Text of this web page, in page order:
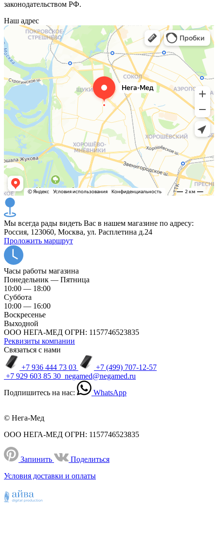
законодательством РФ.
Наш адрес
Мы всегда рады видеть Вас в нашем магазине по адресу:
Россия, 123060, Москва, ул. Расплетина д.24
Проложить маршрут
Часы работы магазина
Понедельник — Пятница
10:00 — 18:00
Суббота
10:00 — 16:00
Воскресенье
Выходной
ООО НЕГА-МЕД ОГРН: 1157746523835
Реквизиты компании
Связаться с нами
+7 936 444 73 03
+7 (499) 707-12-57
+7 929 603 85 30 negamed@negamed.ru
Подпишитесь на нас:
WhatsApp
© Нега-Мед
ООО НЕГА-МЕД ОГРН: 1157746523835
Запинить
Поделиться
Условия доставки и оплаты